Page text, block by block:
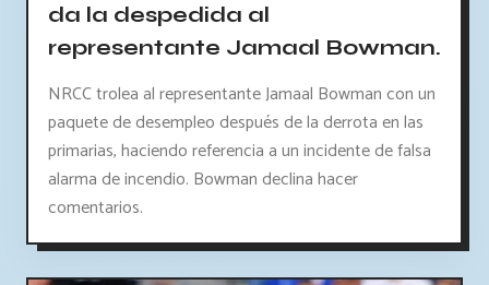
da la despedida al
representante Jamaal Bowman.
NRCC trolea al representante Jamaal Bowman con un
paquete de desempleo después de la derrota en las
primarias, haciendo referencia a un incidente de falsa
alarma de incendio. Bowman declina hacer
comentarios.